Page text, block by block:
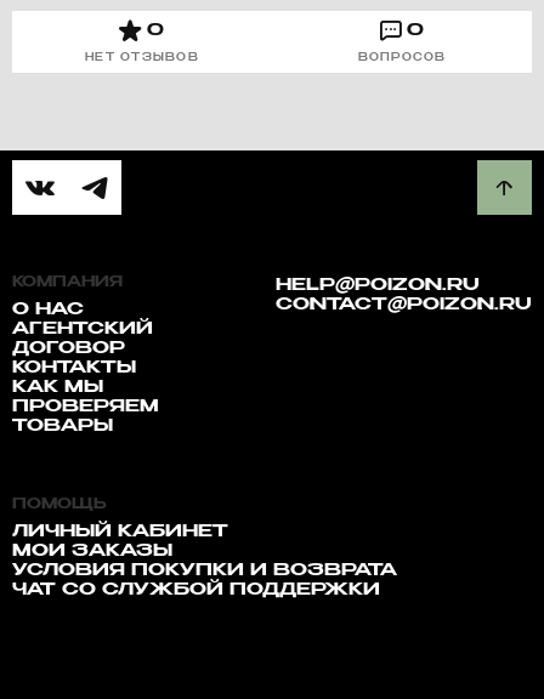
0
НЕТ ОТЗЫВОВ
0
ВОПРОСОВ
КОМПАНИЯ
О НАС
АГЕНТСКИЙ
ДОГОВОР
КОНТАКТЫ
КАК МЫ
ПРОВЕРЯЕМ
ТОВАРЫ
HELP@POIZON.RU
CONTACT@POIZON.RU
ПОМОЩЬ
ЛИЧНЫЙ КАБИНЕТ
МОИ ЗАКАЗЫ
УСЛОВИЯ ПОКУПКИ И ВОЗВРАТА
ЧАТ СО СЛУЖБОЙ ПОДДЕРЖКИ